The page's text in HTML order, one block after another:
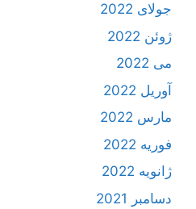
جولای 2022
ژوئن 2022
می 2022
آوریل 2022
مارس 2022
فوریه 2022
ژانویه 2022
دسامبر 2021